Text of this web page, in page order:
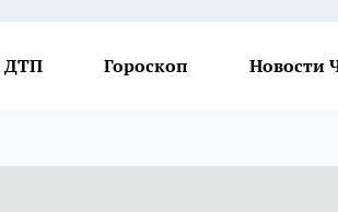
ДТП Гороскоп Новости